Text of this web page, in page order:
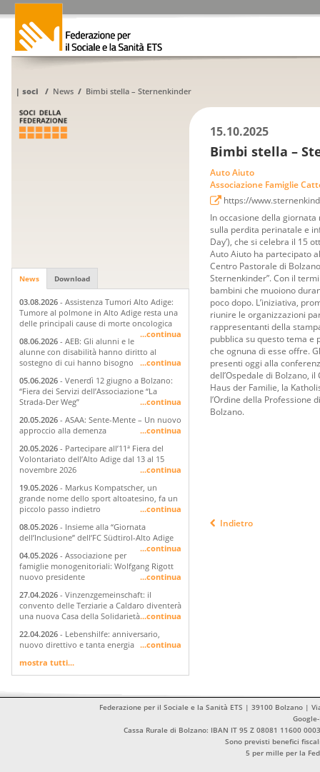
| soci / News/ Bimbi stella – Sternenkinder
News Download
03.08.2026 - Assistenza Tumori Alto Adige:
Tumore al polmone in Alto Adige resta una
delle principali cause di morte oncologica
...continua
08.06.2026 - AEB: Gli alunni e le
alunne con disabilità hanno diritto al
sostegno di cui hanno bisogno
...continua
05.06.2026 - Venerdì 12 giugno a Bolzano:
“Fiera dei Servizi dell’Associazione “La
Strada-Der Weg”
...continua
20.05.2026 - ASAA: Sente-Mente – Un nuovo
approccio alla demenza
...continua
20.05.2026 - Partecipare all’11ª Fiera del
Volontariato dell’Alto Adige dal 13 al 15
novembre 2026
...continua
19.05.2026 - Markus Kompatscher, un
grande nome dello sport altoatesino, fa un
piccolo passo indietro
...continua
08.05.2026 - Insieme alla “Giornata
dell’Inclusione” dell’FC Südtirol-Alto Adige
...continua
04.05.2026 - Associazione per
famiglie monogenitoriali: Wolfgang Rigott
nuovo presidente
...continua
27.04.2026 - Vinzenzgemeinschaft: il
convento delle Terziarie a Caldaro diventerà
una nuova Casa della Solidarietà...continua
22.04.2026 - Lebenshilfe: anniversario,
nuovo direttivo e tanta energia ...continua
mostra tutti...
15.10.2025
Bimbi stella –
Auto Aiuto
Associazione Famiglie
https://
In occasione della
sulla perdita perinatale e
Day’), che si celebra il 15
Auto Aiuto ha partecipato
Centro Pastorale di
Sternenkinder”. Con il
bambini che muoiono
poco dopo. L’iniziativa,
riunire le organizzazioni
rappresentanti della
pubblica su questo tema e
che ognuna di esse offre.
presenti oggi alla
dell’Ospedale di Bolzano,
Haus der Familie, la
l’Ordine della Professione
Bolzano.
Indietro
Federazione per il Sociale e la Sanità ETS | 39100 Bolzano |
Cassa Rurale di Bolzano: IBAN IT 95 Z 08081 11600
Sono previsti benefici
5 per mille per la